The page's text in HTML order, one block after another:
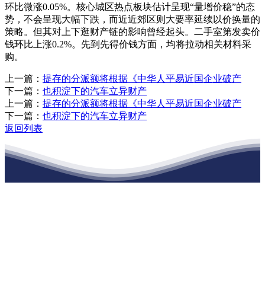
环比微涨0.05%。核心城区热点板块估计呈现“量增价稳”的态
势，不会呈现大幅下跌，而近近郊区则大要率延续以价换量的
策略。但其对上下逛财产链的影响曾经起头。二手室第发卖价
钱环比上涨0.2%。先到先得价钱方面，均将拉动相关材料采
购。
上一篇： 提存的分派额将根据《中华人平易近国企业破产
下一篇： 也积淀下的汽车立异财产
上一篇： 提存的分派额将根据《中华人平易近国企业破产
下一篇： 也积淀下的汽车立异财产
返回列表